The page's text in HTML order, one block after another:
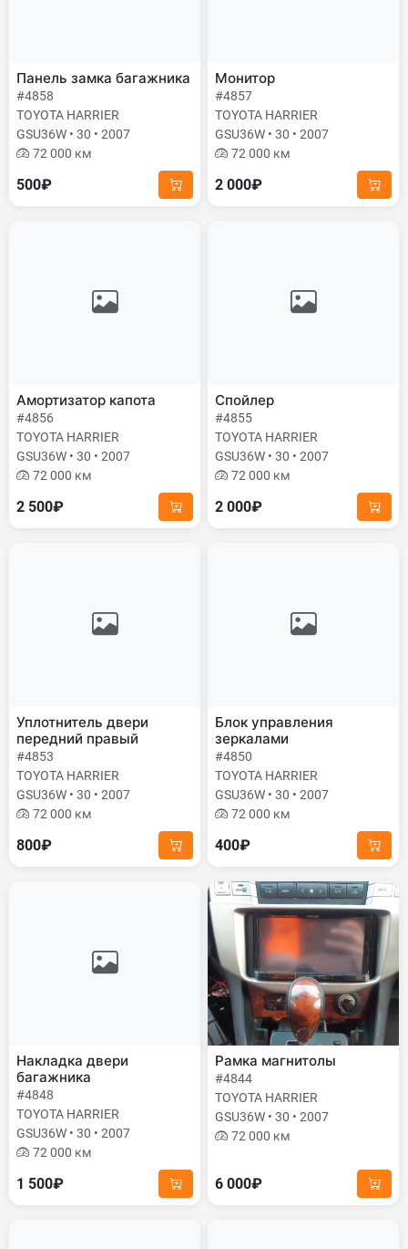
Панель замка багажника
#4858
TOYOTA HARRIER
GSU36W • 30 • 2007
72 000 км
500₽
Монитор
#4857
TOYOTA HARRIER
GSU36W • 30 • 2007
72 000 км
2 000₽
Амортизатор капота
#4856
TOYOTA HARRIER
GSU36W • 30 • 2007
72 000 км
2 500₽
Спойлер
#4855
TOYOTA HARRIER
GSU36W • 30 • 2007
72 000 км
2 000₽
Уплотнитель двери
передний правый
#4853
TOYOTA HARRIER
GSU36W • 30 • 2007
72 000 км
800₽
Блок управления
зеркалами
#4850
TOYOTA HARRIER
GSU36W • 30 • 2007
72 000 км
400₽
Накладка двери
багажника
#4848
TOYOTA HARRIER
GSU36W • 30 • 2007
72 000 км
1 500₽
Рамка магнитолы
#4844
TOYOTA HARRIER
GSU36W • 30 • 2007
72 000 км
6 000₽